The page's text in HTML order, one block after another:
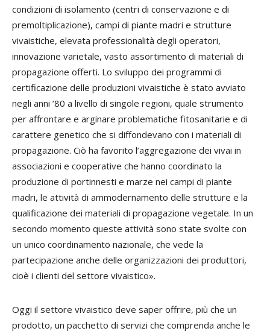
condizioni di isolamento (centri di conservazione e di
premoltiplicazione), campi di piante madri e strutture
vivaistiche, elevata professionalità degli operatori,
innovazione varietale, vasto assortimento di materiali di
propagazione offerti. Lo sviluppo dei programmi di
certificazione delle produzioni vivaistiche è stato avviato
negli anni ’80 a livello di singole regioni, quale strumento
per affrontare e arginare problematiche fitosanitarie e di
carattere genetico che si diffondevano con i materiali di
propagazione. Ciò ha favorito l’aggregazione dei vivai in
associazioni e cooperative che hanno coordinato la
produzione di portinnesti e marze nei campi di piante
madri, le attività di ammodernamento delle strutture e la
qualificazione dei materiali di propagazione vegetale. In un
secondo momento queste attività sono state svolte con
un unico coordinamento nazionale, che vede la
partecipazione anche delle organizzazioni dei produttori,
cioè i clienti del settore vivaistico».
Oggi il settore vivaistico deve saper offrire, più che un
prodotto, un pacchetto di servizi che comprenda anche le